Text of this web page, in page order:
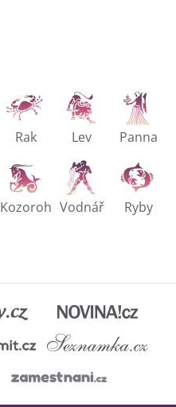
Rak Lev Panna
Kozoroh Vodnář Ryby